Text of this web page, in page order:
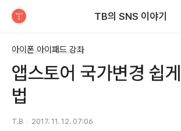
TB의 SNS 이야기
아이폰 아이패드 강좌
앱스토어 국가변경 쉽
법
T.B 2017. 11. 12. 07:06